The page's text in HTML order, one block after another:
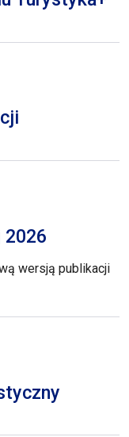
2026
wersją publikacji